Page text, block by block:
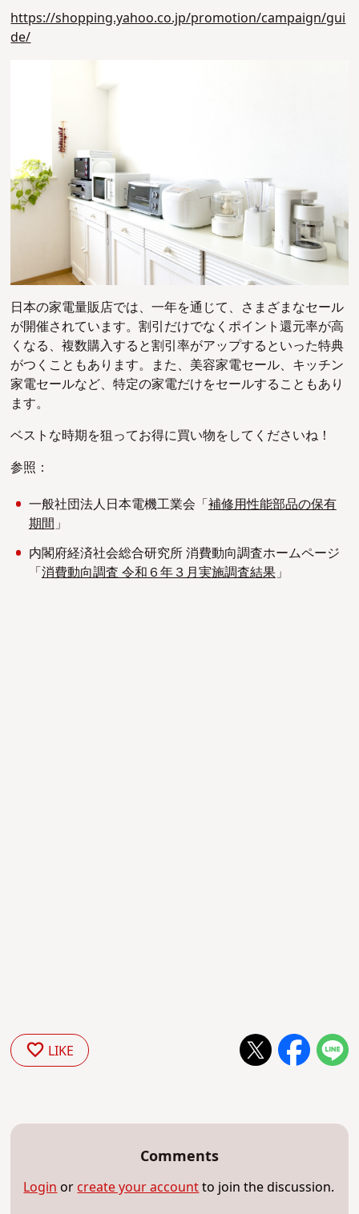
https://shopping.yahoo.co.jp/promotion/campaign/gui
de/
日本の家電量販店では、一年を通じて、さまざまなセール
が開催されています。割引だけでなくポイント還元率が高
くなる、複数購入すると割引率がアップするといった特典
がつくこともあります。また、美容家電セール、キッチン
家電セールなど、特定の家電だけをセールすることもあり
ます。
ベストな時期を狙ってお得に買い物をしてくださいね！
参照：
一般社団法人日本電機工業会「補修用性能部品の保有
期間」
内閣府経済社会総合研究所 消費動向調査ホームページ
「消費動向調査 令和６年３月実施調査結果」
LIKE
Comments
Loginorcreate your accountto join the discussion.